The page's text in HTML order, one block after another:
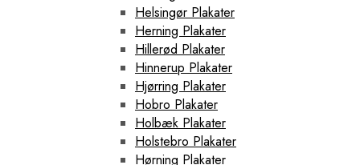
Helsingør Plakater
Herning Plakater
Hillerød Plakater
Hinnerup Plakater
Hjørring Plakater
Hobro Plakater
Holbæk Plakater
Holstebro Plakater
Hørning Plakater